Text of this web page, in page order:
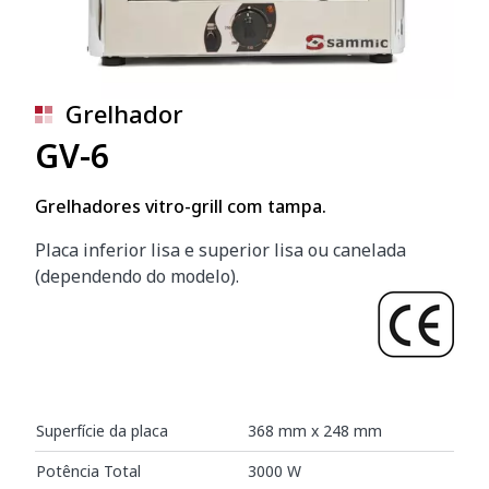
Grelhador
GV-6
Grelhadores vitro-grill com tampa.
Placa inferior lisa e superior lisa ou canelada
(dependendo do modelo).
Superfície da placa
368 mm x 248 mm
Potência Total
3000 W